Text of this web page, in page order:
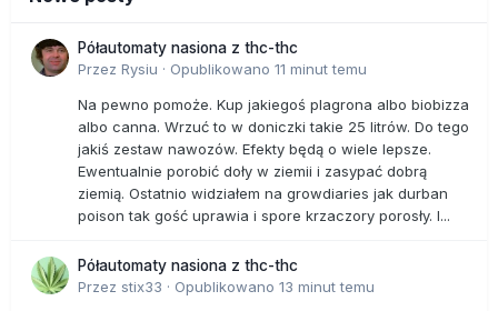
Półautomaty nasiona z thc-thc
Przez Rysiu · Opublikowano 11 minut temu
Na pewno pomoże. Kup jakiegoś plagrona albo biobizza
albo canna. Wrzuć to w doniczki takie 25 litrów. Do tego
jakiś zestaw nawozów. Efekty będą o wiele lepsze.
Ewentualnie porobić doły w ziemii i zasypać dobrą
ziemią. Ostatnio widziałem na growdiaries jak durban
poison tak gość uprawia i spore krzaczory porosły. I...
Półautomaty nasiona z thc-thc
Przez stix33 · Opublikowano 13 minut temu